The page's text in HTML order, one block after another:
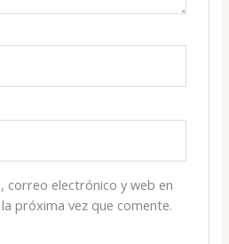
correo electrónico y web en
próxima vez que comente.